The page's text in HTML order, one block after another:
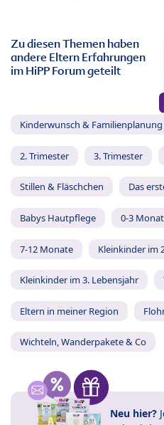
Zu diesen Themen haben
andere Eltern Erfahrungen
im HiPP Forum geteilt
Kinderwunsch & Familienplanung
2. Trimester 3. Trimester
Stillen & Fläschchen Das
Babys Hautpflege 0-3
7-12 Monate Kleinkinder im
Kleinkinder im 3. Lebensjahr
Eltern in meiner Region
Wichteln, Wanderpakete & Co
Neu hier?